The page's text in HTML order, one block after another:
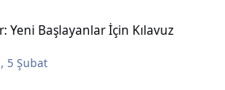
Yeni Başlayanlar İçin Kılavuz
, 5 Şubat